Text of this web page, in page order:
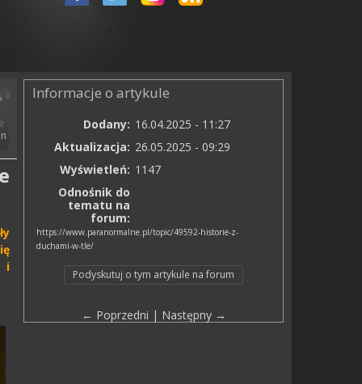
Informacje o artykule
Dodany: 16.04.2025 - 11:27
Aktualizacja: 26.05.2025 - 09:29
Wyświetleń: 1147
Odnośnik do
tematu na
forum:
https://www.paranormalne.pl/topic/49592-historie-z-
duchami-w-tle/
Podyskutuj o tym artykule na forum
← Poprzedni | Następny →
0
i